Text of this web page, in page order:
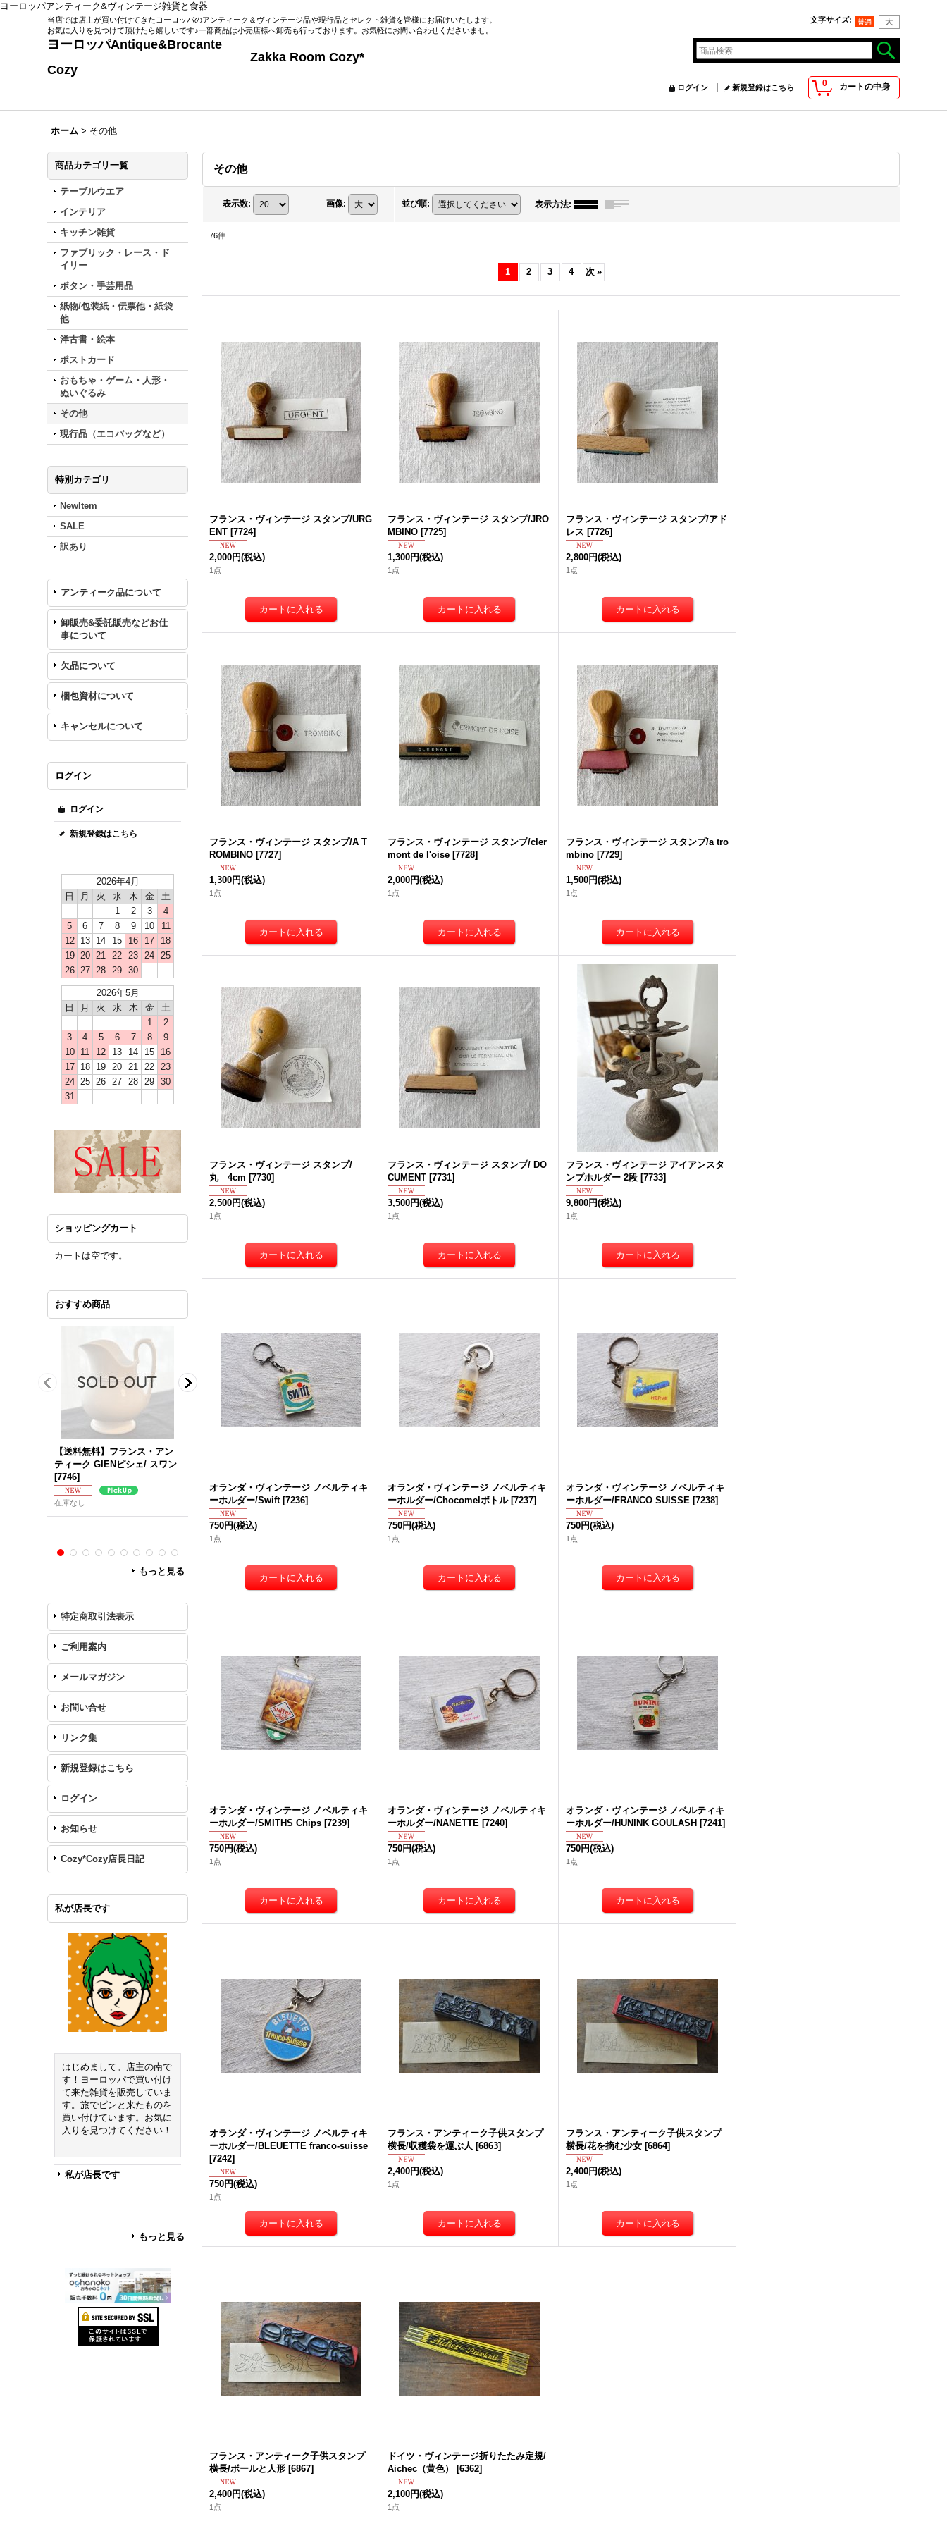
ヨーロッパアンティーク&ヴィンテージ雑貨と食器
当店では店主が買い付けてきたヨーロッパのアンティーク＆ヴィンテージ品や現行品とセレクト雑貨を皆様にお届けいたします。
お気に入りを見つけて頂けたら嬉しいです♪一部商品は小売店様へ卸売も行っております。お気軽にお問い合わせくださいませ。
文字サイズ:
ヨーロッパAntique&Brocante
Zakka Room Cozy*
Cozy
0 カートの中身
ログイン 新規登録はこちら
ホーム > その他
商品カテゴリ一覧
テーブルウエア
インテリア
キッチン雑貨
ファブリック・レース・ド
イリー
ボタン・手芸用品
紙物/包装紙・伝票他・紙袋
他
洋古書・絵本
ポストカード
おもちゃ・ゲーム・人形・
ぬいぐるみ
その他
現行品（エコバッグなど）
特別カテゴリ
NewItem
SALE
訳あり
アンティーク品について
卸販売&委託販売などお仕
事について
欠品について
梱包資材について
キャンセルについて
ログイン
ログイン
新規登録はこちら
2026年4月
日
月 火 水 木 金
土
1
2 3
4
5
6 7 8 9 10
11
12
13 14 15 16 17
18
19 20 21 22 23 24
25
26 27 28 29 30
2026年5月
日
月 火 水 木 金
土
1
2
3
4 5 6 7 8
9
10
11 12 13 14 15
16
17
18 19 20 21 22
23
24 25 26 27 28 29
30
31
ショッピングカート
カートは空です。
おすすめ商品
【送料無料】フランス・アン
ティーク GIENピシェ/ スワン
[7746]
在庫なし 在庫なし (税込) 在庫なし
ト [7688]
もっと見る
特定商取引法表示
ご利用案内
メールマガジン
お問い合せ
リンク集
新規登録はこちら
ログイン
お知らせ
Cozy*Cozy店長日記
私が店長です
はじめまして。店主の南で
す！ヨーロッパで買い付け
て来た雑貨を販売していま
す。旅でピンと来たものを
買い付けています。お気に
入りを見つけてください！
私が店長です
もっと見る
その他
表示数: 画像: 並び順: 表示方法:
76件
1 2 3 4 次 »
フランス・ヴィンテージ スタンプ/URG
ENT [7724]
2,000円(税込)
1点
フランス・ヴィンテージ スタンプ/JRO
MBINO [7725]
1,300円(税込)
1点
フランス・ヴィンテージ スタンプ/アド
レス [7726]
2,800円(税込)
1点
フランス・ヴィンテージ スタンプ/A T
ROMBINO [7727]
1,300円(税込)
1点
フランス・ヴィンテージ スタンプ/cler
mont de l'oise [7728]
2,000円(税込)
1点
フランス・ヴィンテージ スタンプ/a tro
mbino [7729]
1,500円(税込)
1点
フランス・ヴィンテージ スタンプ/
丸 4cm [7730]
2,500円(税込)
1点
フランス・ヴィンテージ スタンプ/ DO
CUMENT [7731]
3,500円(税込)
1点
フランス・ヴィンテージ アイアンスタ
ンプホルダー 2段 [7733]
9,800円(税込)
1点
オランダ・ヴィンテージ ノベルティキ
ーホルダー/Swift [7236]
750円(税込)
1点
オランダ・ヴィンテージ ノベルティキ
ーホルダー/Chocomelボトル [7237]
750円(税込)
1点
オランダ・ヴィンテージ ノベルティキ
ーホルダー/FRANCO SUISSE [7238]
750円(税込)
1点
オランダ・ヴィンテージ ノベルティキ
ーホルダー/SMITHS Chips [7239]
750円(税込)
1点
オランダ・ヴィンテージ ノベルティキ
ーホルダー/NANETTE [7240]
750円(税込)
1点
オランダ・ヴィンテージ ノベルティキ
ーホルダー/HUNINK GOULASH [7241]
750円(税込)
1点
オランダ・ヴィンテージ ノベルティキ
ーホルダー/BLEUETTE franco-suisse
[7242]
750円(税込)
1点
フランス・アンティーク子供スタンプ
横長/収穫袋を運ぶ人 [6863]
2,400円(税込)
1点
フランス・アンティーク子供スタンプ
横長/花を摘む少女 [6864]
2,400円(税込)
1点
フランス・アンティーク子供スタンプ
横長/ボールと人形 [6867]
2,400円(税込)
1点
ドイツ・ヴィンテージ折りたたみ定規/
Aichec（黄色）
[6362]
2,100円(税込)
1点